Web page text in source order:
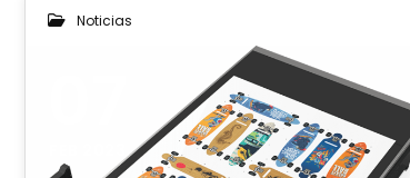
Noticias